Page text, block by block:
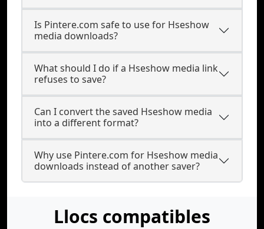
Is Pintere.com safe to use for Hseshow
media downloads?
What should I do if a Hseshow media link
refuses to save?
Can I convert the saved Hseshow media
into a different format?
Why use Pintere.com for Hseshow media
downloads instead of another saver?
Llocs compatibles